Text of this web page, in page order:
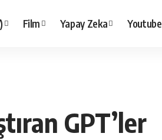
Film Yapay Zeka Youtube
GPT’ler